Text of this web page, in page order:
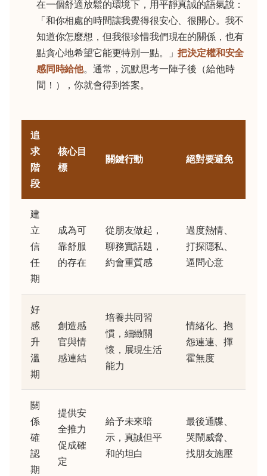
在一個舒適放鬆的環境下，用平靜真誠的語氣說：
「和你相處的時間讓我覺得很安心、很開心。我不
知道你怎麼想，但我很珍惜我們現在的關係，也有
點貪心地希望它能更特別一點。」把決定權和安全
感同時給他。通常，沉默思考一陣子後（給他時
間！），你就會得到答案。
追
求
階
段
核心目
標
關鍵行動 絕對要避免
建
立
信
任
期
成為可
靠舒服
的存在
從朋友做起，
聊務實話題，
約會重質感
過度熱情、
打探隱私、
逼問心意
好
感
升
溫
期
創造感
官與情
感連結
培養共同習
慣，細緻關
懷，展現生活
能力
情緒化、抱
怨連連、揮
霍無度
關
係
確
認
期
提供安
全推力
促成確
定
給予未來暗
示，真誠但平
和的坦白
最後通牒、
哭鬧威脅、
找朋友施壓